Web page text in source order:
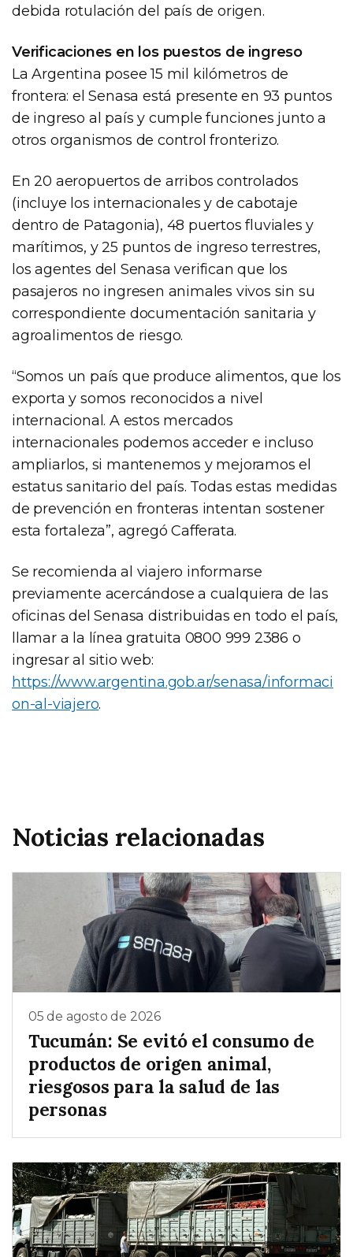
debida rotulación del país de origen.
Verificaciones en los puestos de ingreso
La Argentina posee 15 mil kilómetros de
frontera: el Senasa está presente en 93 puntos
de ingreso al país y cumple funciones junto a
otros organismos de control fronterizo.
En 20 aeropuertos de arribos controlados
(incluye los internacionales y de cabotaje
dentro de Patagonia), 48 puertos fluviales y
marítimos, y 25 puntos de ingreso terrestres,
los agentes del Senasa verifican que los
pasajeros no ingresen animales vivos sin su
correspondiente documentación sanitaria y
agroalimentos de riesgo.
“Somos un país que produce alimentos, que los
exporta y somos reconocidos a nivel
internacional. A estos mercados
internacionales podemos acceder e incluso
ampliarlos, si mantenemos y mejoramos el
estatus sanitario del país. Todas estas medidas
de prevención en fronteras intentan sostener
esta fortaleza”, agregó Cafferata.
Se recomienda al viajero informarse
previamente acercándose a cualquiera de las
oficinas del Senasa distribuidas en todo el país,
llamar a la línea gratuita 0800 999 2386 o
ingresar al sitio web:
https://www.argentina.gob.ar/senasa/informaci
on-al-viajero.
Noticias relacionadas
05 de agosto de 2026
Tucumán: Se evitó el consumo de
productos de origen animal,
riesgosos para la salud de las
personas